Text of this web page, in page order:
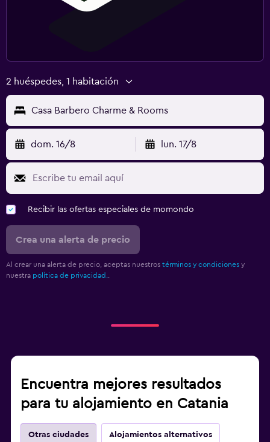
2 huéspedes, 1 habitación
Casa Barbero Charme & Rooms
dom. 16/8 lun. 17/8
Recibir las ofertas especiales de momondo
Crea una alerta de precio
Al crear una alerta de precio, aceptas nuestros términos y condiciones y
nuestra política de privacidad.
Encuentra mejores resultados
para tu alojamiento en Catania
Otras ciudades Alojamientos alternativos